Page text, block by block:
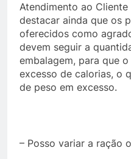
Atendimento ao
destacar ainda que os
oferecidos como
devem seguir a
embalagem, para que
excesso de calorias, o
de peso em excesso.
– Posso variar a ração